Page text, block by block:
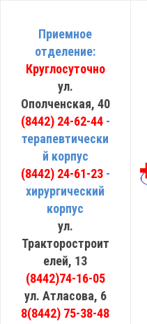
Приемное
отделение:
Круглосуточно
ул.
Ополченская, 40
(8442) 24-62-44 -
терапевтически
й корпус
(8442) 24-61-23 -
хирургический
корпус
ул.
Тракторостроит
елей, 13
(8442)74-16-05
ул. Атласова, 6
8(8442) 75-38-48